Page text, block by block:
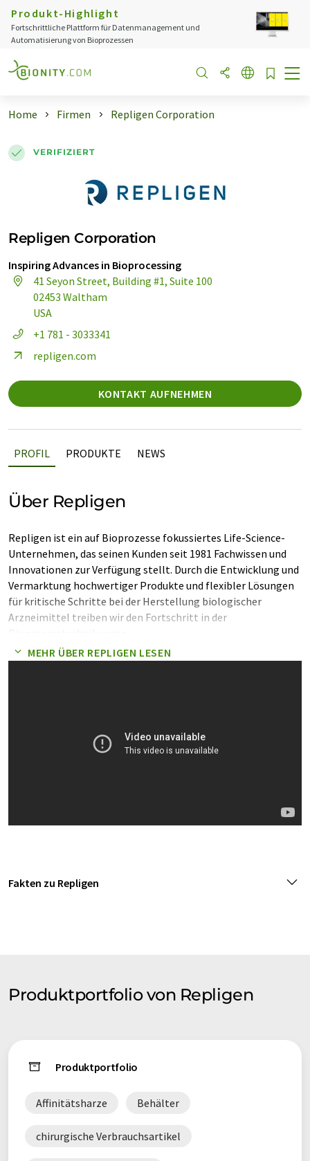
Produkt-Highlight
Fortschrittliche Plattform für Datenmanagement und
Automatisierung von Bioprozessen
Home Firmen Repligen Corporation
VERIFIZIERT
Repligen Corporation
Inspiring Advances in Bioprocessing
41 Seyon Street, Building #1, Suite 100
02453 Waltham
USA
+1 781 - 3033341
repligen.com
KONTAKT AUFNEHMEN
PROFIL PRODUKTE NEWS
Über Repligen
Repligen ist ein auf Bioprozesse fokussiertes Life-Science-
Unternehmen, das seinen Kunden seit 1981 Fachwissen und
Innovationen zur Verfügung stellt. Durch die Entwicklung und
Vermarktung hochwertiger Produkte und flexibler Lösungen
für kritische Schritte bei der Herstellung biologischer
Arzneimittel treiben wir den Fortschritt in der
MEHR ÜBER REPLIGEN LESEN
Fakten zu Repligen
Produktportfolio von Repligen
Produktportfolio
Affinitätsharze Behälter
chirurgische Verbrauchsartikel